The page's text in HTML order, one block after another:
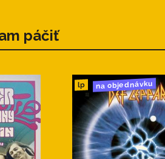
páčiť
lp na objednávku